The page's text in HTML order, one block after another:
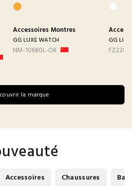
Accessoires Montres
GG LUXE WATCH
NM-10680L-OR
GG
FZ2282
la marque
Accessoires Chaussures